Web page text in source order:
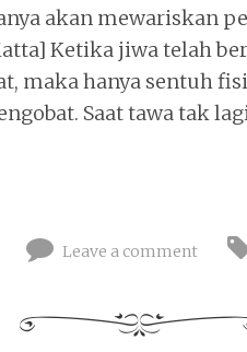
akan mewariskan
Ketika jiwa telah
maka hanya sentuh
Saat tawa tak
Leave a comment